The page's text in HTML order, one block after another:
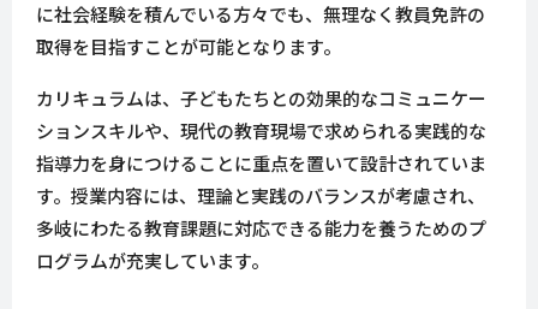
に社会経験を積んでいる方々でも、無理なく教員免許の
取得を目指すことが可能となります。
カリキュラムは、子どもたちとの効果的なコミュニケー
ションスキルや、現代の教育現場で求められる実践的な
指導力を身につけることに重点を置いて設計されていま
す。授業内容には、理論と実践のバランスが考慮され、
多岐にわたる教育課題に対応できる能力を養うためのプ
ログラムが充実しています。